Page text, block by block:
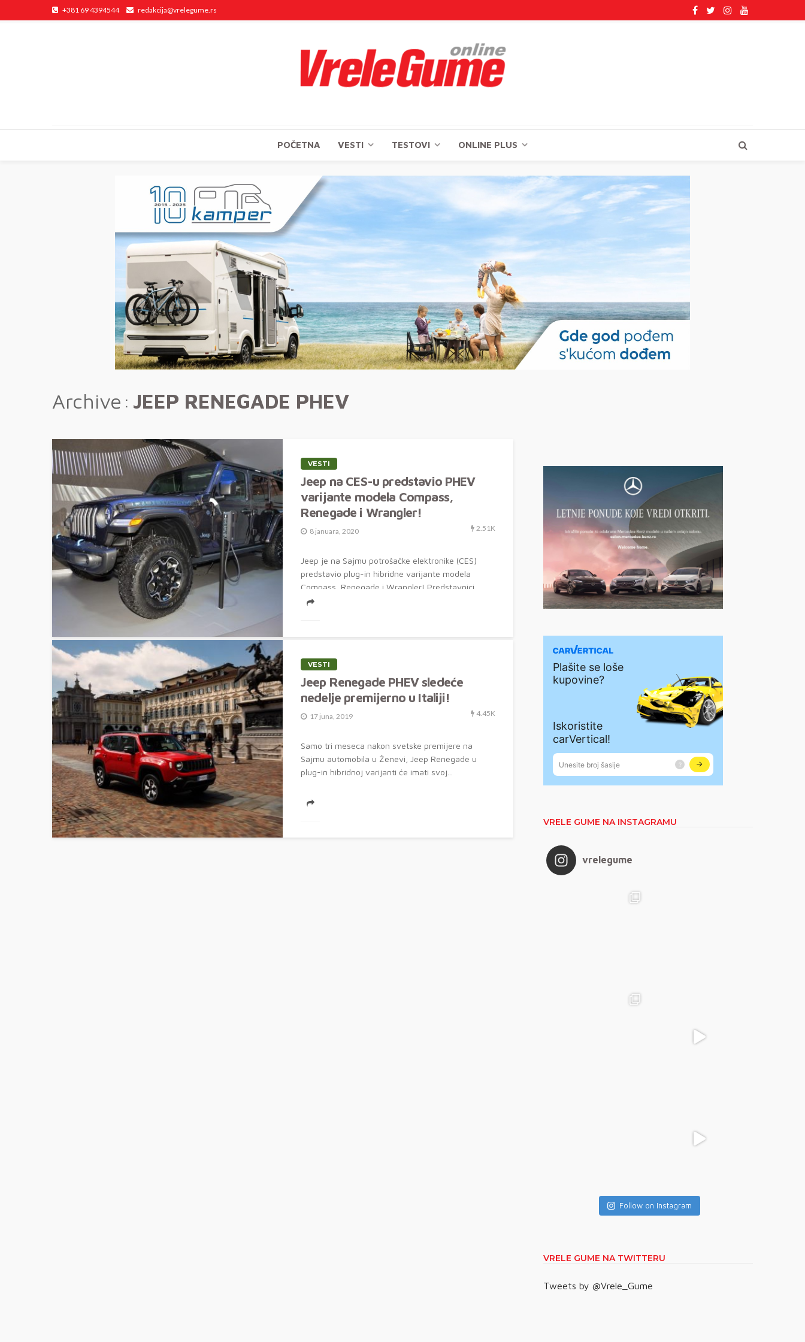
+381 69 4394544 redakcija@vrelegume.rs
POČETNA VESTI TESTOVI ONLINE PLUS
Archive JEEP RENEGADE PHEV
VESTI
Jeep na CES-u predstavio PHEV
varijante modela Compass,
Renegade i Wrangler!
8 januara, 2020 2.51K
Jeep je na Sajmu potrošačke elektronike (CES)
predstavio plug-in hibridne varijante modela
Compass, Renegade i Wrangler! Predstavnici
američkog proizvođača nisu...
VESTI
Jeep Renegade PHEV sledeće
nedelje premijerno u Italiji!
17 juna, 2019 4.45K
Samo tri meseca nakon svetske premijere na
Sajmu automobila u Ženevi, Jeep Renegade u
plug-in hibridnoj varijanti će imati svoj...
VRELE GUME NA INSTAGRAMU
vrelegume
Follow on Instagram
VRELE GUME NA TWITTERU
Tweets by @Vrele_Gume